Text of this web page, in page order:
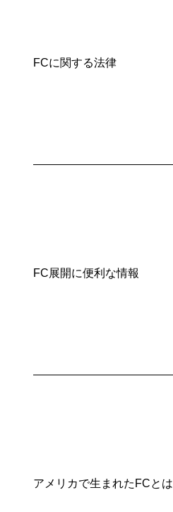
FCに関する法律
FC展開に便利な情報
アメリカで生まれたFCとは